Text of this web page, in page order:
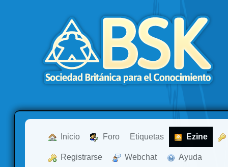
Inicio Foro Etiquetas Ezine
Registrarse Webchat Ayuda